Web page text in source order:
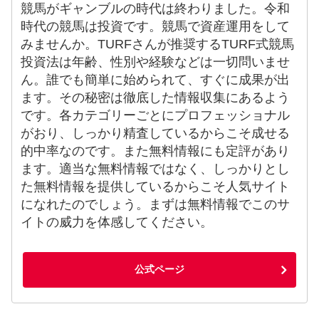
競馬がギャンブルの時代は終わりました。令和
時代の競馬は投資です。競馬で資産運用をして
みませんか。TURFさんが推奨するTURF式競馬
投資法は年齢、性別や経験などは一切問いませ
ん。誰でも簡単に始められて、すぐに成果が出
ます。その秘密は徹底した情報収集にあるよう
です。各カテゴリーごとにプロフェッショナル
がおり、しっかり精査しているからこそ成せる
的中率なのです。また無料情報にも定評があり
ます。適当な無料情報ではなく、しっかりとし
た無料情報を提供しているからこそ人気サイト
になれたのでしょう。まずは無料情報でこのサ
イトの威力を体感してください。
公式ページ